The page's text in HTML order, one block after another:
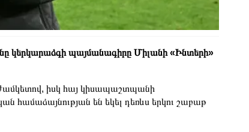
կերկարաձգի պայմանագիրը Միլանի «Ինտերի»
իսկ հայ կիսապաշտպանի
համաձայնության են եկել դեռևս երկու շաբաթ